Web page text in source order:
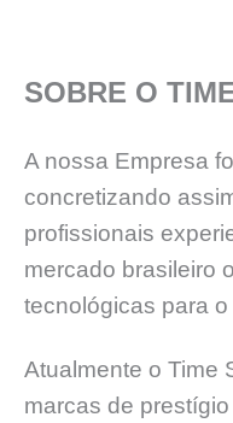
SOBRE O
A nossa Empresa
concretizando
profissionais
mercado brasileiro
tecnológicas para
Atualmente o Time
marcas de